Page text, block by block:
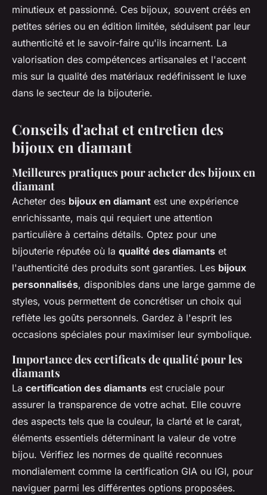
minutieux et passionné. Ces bijoux, souvent créés en
petites séries ou en édition limitée, séduisent par leur
authenticité et le savoir-faire qu'ils incarnent. La
valorisation des compétences artisanales et l'accent
mis sur la qualité des matériaux redéfinissent le luxe
dans le secteur de la bijouterie.
Conseils d'achat et entretien des
bijoux en diamant
Meilleures pratiques pour acheter des bijoux en
diamant
Acheter des bijoux en diamant est une expérience
enrichissante, mais qui requiert une attention
particulière à certains détails. Optez pour une
bijouterie réputée où la qualité des diamants et
l'authenticité des produits sont garanties. Les bijoux
personnalisés, disponibles dans une large gamme de
styles, vous permettent de concrétiser un choix qui
reflète les goûts personnels. Gardez à l'esprit les
occasions spéciales pour maximiser leur symbolique.
Importance des certificats de qualité pour les
diamants
La certification des diamants est cruciale pour
assurer la transparence de votre achat. Elle couvre
des aspects tels que la couleur, la clarté et le carat,
éléments essentiels déterminant la valeur de votre
bijou. Vérifiez les normes de qualité reconnues
mondialement comme la certification GIA ou IGI, pour
naviguer parmi les différentes options proposées.